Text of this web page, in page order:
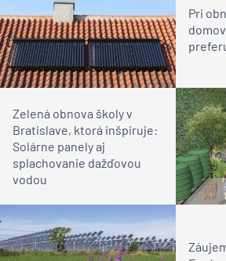
Pri
Zelená obnova školy v
Bratislave, ktorá inšpiruje:
Solárne panely aj
splachovanie dažďovou
vodou